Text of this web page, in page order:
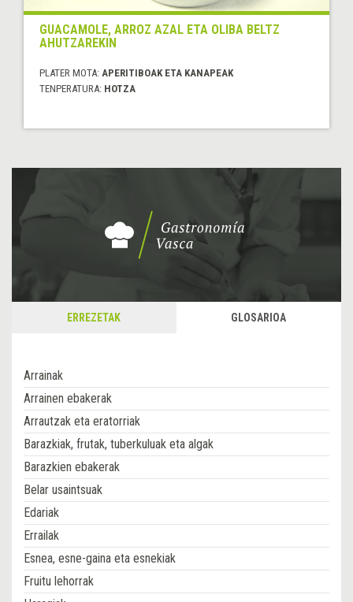
GUACAMOLE, ARROZ AZAL ETA OLIBA BELTZ
AHUTZAREKIN
PLATER MOTA: APERITIBOAK ETA KANAPEAK
TENPERATURA: HOTZA
ERREZETAK GLOSARIOA
Arrainak
Arrainen ebakerak
Arrautzak eta eratorriak
Barazkiak, frutak, tuberkuluak eta algak
Barazkien ebakerak
Belar usaintsuak
Edariak
Errailak
Esnea, esne-gaina eta esnekiak
Fruitu lehorrak